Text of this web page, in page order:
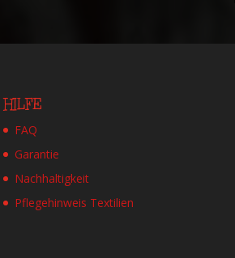
HILFE
FAQ
Garantie
Nachhaltigkeit
Pflegehinweis Textilien